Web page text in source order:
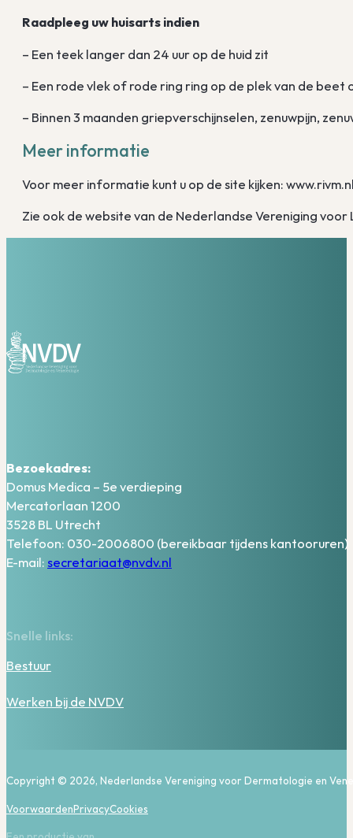
Raadpleeg uw huisarts indien
– Een teek langer dan 24 uur op de huid zit
– Een rode vlek of rode ring ring op de plek van de
– Binnen 3 maanden griepverschijnselen, zenuwpijn,
Meer informatie
Voor meer informatie kunt u op de site kijken:
Zie ook de website van de Nederlandse Vereniging
Bezoekadres:
Domus Medica – 5e verdieping
Mercatorlaan 1200
3528 BL Utrecht
Telefoon: 030-2006800 (bereikbaar tijdens kantooruren)
E-mail: secretariaat@nvdv.nl
Snelle links:
Bestuur
Werken bij de NVDV
Copyright © 2026, Nederlandse Vereniging voor Dermatologie en
VoorwaardenPrivacyCookies